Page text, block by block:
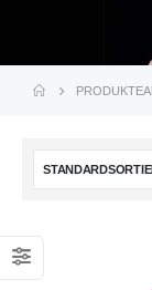
PRODUKTE